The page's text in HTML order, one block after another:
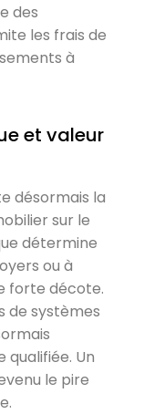
des
les frais de
à
et valeur
désormais la
sur le
détermine
ou à
forte décote.
de systèmes
qualifiée. Un
le pire